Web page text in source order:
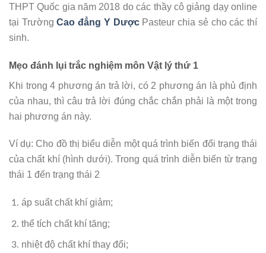
THPT Quốc gia năm 2018 do các thầy cô giảng dạy online
tại TrườngCao đẳng Y DượcPasteur chia sẻ cho các thí
sinh.
Mẹo đánh lụi trắc nghiệm môn Vật lý thứ 1
Khi trong 4 phương án trả lời, có 2 phương án là phủ định
của nhau, thì câu trả lời đúng chắc chắn phải là một trong
hai phương án này.
Ví dụ: Cho đồ thị biểu diễn một quá trình biến đổi trạng thái
của chất khí (hình dưới). Trong quá trình diễn biến từ trạng
thái 1 đến trạng thái 2
áp suất chất khí giảm;
thể tích chất khí tăng;
nhiệt độ chất khí thay đổi;